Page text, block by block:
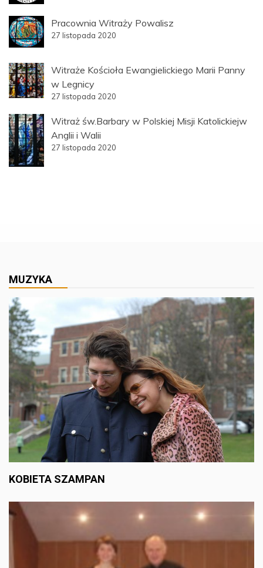
Pracownia Witraży Powalisz
27 listopada 2020
Witraże Kościoła Ewangielickiego Marii Panny
w Legnicy
27 listopada 2020
Witraż św.Barbary w Polskiej Misji Katolickiejw
Anglii i Walii
27 listopada 2020
MUZYKA
KOBIETA SZAMPAN